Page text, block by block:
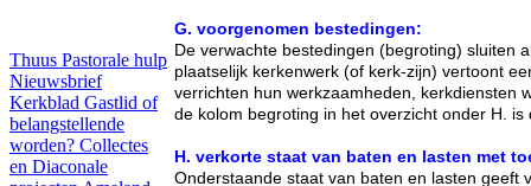
Thuus Pastorale hulp
Nieuwsbrief
Kerkblad Gastlid of
belangstellende
worden? Collectes
en Diaconale
G. voorgenomen bestedingen:
De verwachte bestedingen (begroting) sluiten
plaatselijk kerkenwerk (of kerk-zijn) vertoont
verrichten hun werkzaamheden, kerkdiensten
de kolom begroting in het overzicht onder H.
H. verkorte staat van baten en lasten met
Onderstaande staat van baten en lasten geeft